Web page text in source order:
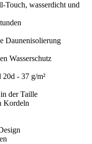
Touch, wasserdicht und
Daunenisolierung
Wasserschutz
20d - 37 g/m²
der Taille
Kordeln